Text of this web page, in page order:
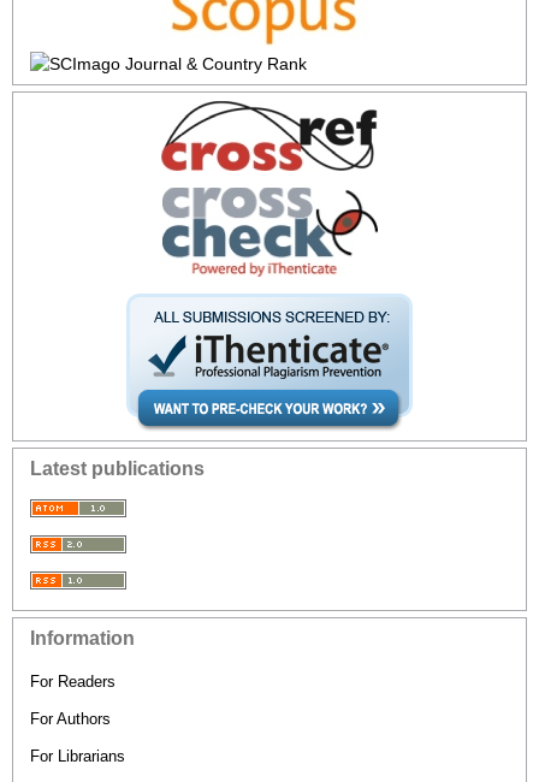
Latest publications
Information
For Readers
For Authors
For Librarians